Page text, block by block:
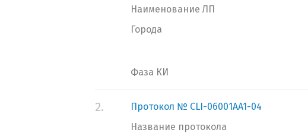
Наименование ЛП
Города
Фаза КИ
2.
Протокол № CLI-06001AA1-04
Название протокола